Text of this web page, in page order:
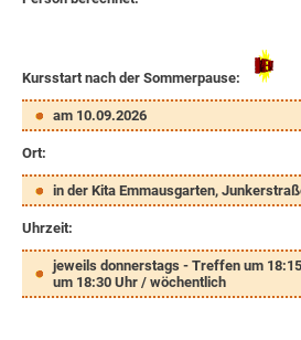
Kursstart nach der Sommerpause:
am 10.09.2026
Ort:
in der Kita Emmausgarten,
Uhrzeit:
jeweils donnerstags - Treffen um
um 18:30 Uhr / wöchentlich